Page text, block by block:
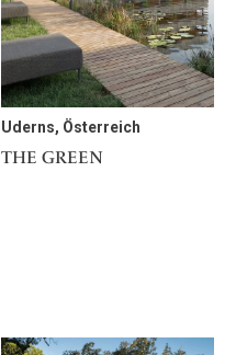
Uderns, Österreich
THE GREEN